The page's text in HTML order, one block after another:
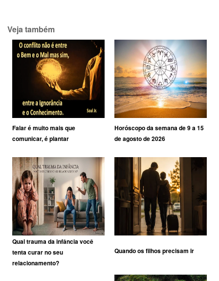
Veja também
Falar é muito mais que
comunicar, é plantar
Horóscopo da semana de 9 a 15
de agosto de 2026
Qual trauma da infância você
tenta curar no seu
relacionamento?
Quando os filhos precisam ir